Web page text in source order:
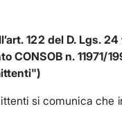
122 del D. Lgs.
CONSOB n. 11971/
si comunica che